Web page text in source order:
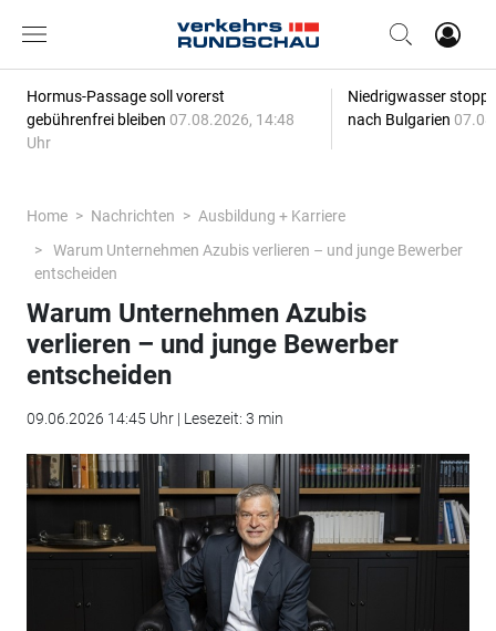
Hormus-Passage soll vorerst
gebührenfrei bleiben 07.08.2026, 14:48
Uhr
Niedrigwasser
nach Bulgarien
Home Nachrichten
Ausbildung + Karriere
Warum Unternehmen Azubis verlieren – und junge Bewerber
entscheiden
Warum Unternehmen Azubis
verlieren – und junge Bewerber
entscheiden
09.06.2026 14:45 Uhr | Lesezeit: 3 min